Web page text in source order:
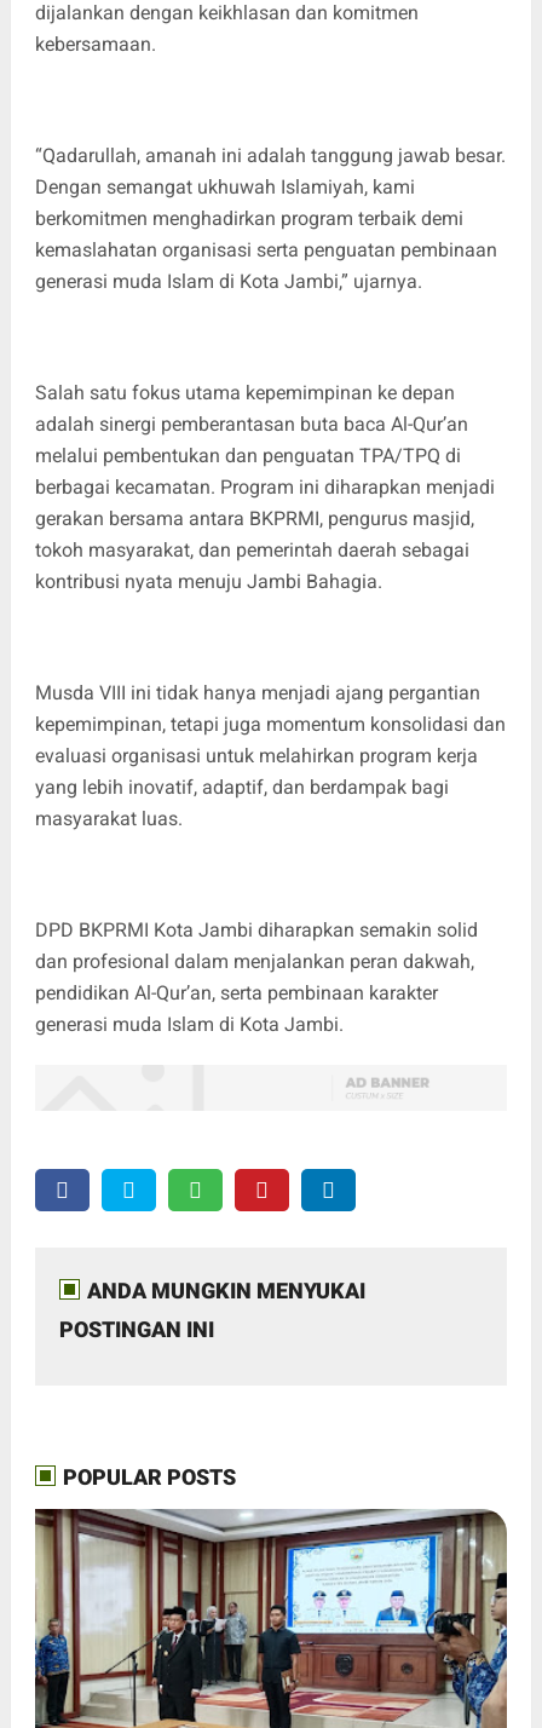
dijalankan dengan keikhlasan dan komitmen
kebersamaan.
“Qadarullah, amanah ini adalah tanggung jawab besar.
Dengan semangat ukhuwah Islamiyah, kami
berkomitmen menghadirkan program terbaik demi
kemaslahatan organisasi serta penguatan pembinaan
generasi muda Islam di Kota Jambi,” ujarnya.
Salah satu fokus utama kepemimpinan ke depan
adalah sinergi pemberantasan buta baca Al-Qur’an
melalui pembentukan dan penguatan TPA/TPQ di
berbagai kecamatan. Program ini diharapkan menjadi
gerakan bersama antara BKPRMI, pengurus masjid,
tokoh masyarakat, dan pemerintah daerah sebagai
kontribusi nyata menuju Jambi Bahagia.
Musda VIII ini tidak hanya menjadi ajang pergantian
kepemimpinan, tetapi juga momentum konsolidasi dan
evaluasi organisasi untuk melahirkan program kerja
yang lebih inovatif, adaptif, dan berdampak bagi
masyarakat luas.
DPD BKPRMI Kota Jambi diharapkan semakin solid
dan profesional dalam menjalankan peran dakwah,
pendidikan Al-Qur’an, serta pembinaan karakter
generasi muda Islam di Kota Jambi.
ANDA MUNGKIN MENYUKAI
POSTINGAN INI
POPULAR POSTS